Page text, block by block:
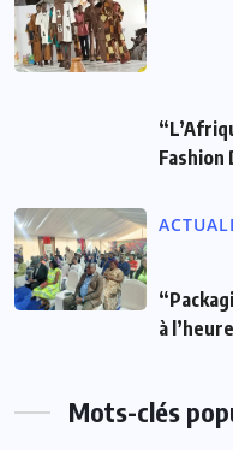
Fashion
à
Mots-clés